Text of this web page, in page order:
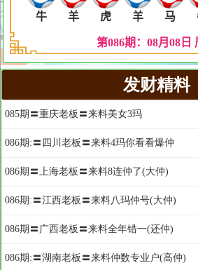
发财精料
085期〓重庆老板〓来料美女3玛
086期:〓四川老板〓来料4玛你看看爆仲
086期〓上海老板〓来料8连仲了(大仲)
086期:〓江西老板〓来料八玛仲号(大仲)
086期〓广西老板〓来料全年错一(还仲)
086期:〓湖南老板〓来料仲数专业户(高仲)